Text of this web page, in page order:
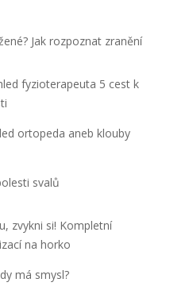
Jak rozpoznat zranění
fyzioterapeuta 5 cest k
ortopeda aneb klouby
svalů
zvykni si! Kompletní
na horko
má smysl?